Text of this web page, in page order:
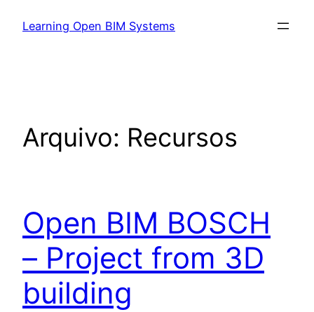
Learning Open BIM Systems
Arquivo: Recursos
Open BIM BOSCH
– Project from 3D
building